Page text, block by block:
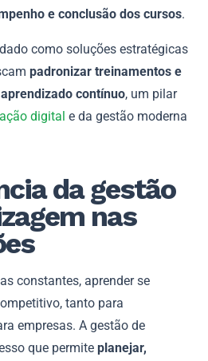
e conclusão dos cursos.
como soluções estratégicas
padronizar treinamentos e
contínuo, um pilar
digital e da gestão moderna
da gestão
nas
constantes, aprender se
tanto para
empresas. A gestão de
que permite planejar,